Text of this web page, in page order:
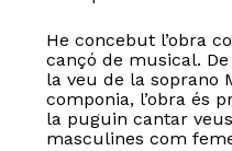
He concebut l’obra
cançó de musical.
la veu de la soprano
componia, l’obra és
la puguin cantar
masculines com